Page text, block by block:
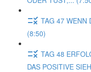
TAG 47 WENN
(8:50)
TAG 48
DAS POSITIVE